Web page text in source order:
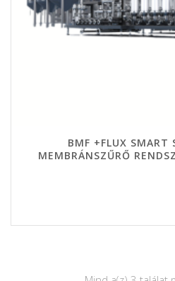
BMF +FLUX SMART
MEMBRÁNSZŰRŐ